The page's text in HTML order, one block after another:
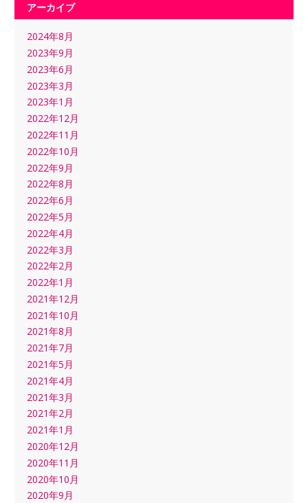
アーカイブ
2024年8月
2023年9月
2023年6月
2023年3月
2023年1月
2022年12月
2022年11月
2022年10月
2022年9月
2022年8月
2022年6月
2022年5月
2022年4月
2022年3月
2022年2月
2022年1月
2021年12月
2021年10月
2021年8月
2021年7月
2021年5月
2021年4月
2021年3月
2021年2月
2021年1月
2020年12月
2020年11月
2020年10月
2020年9月